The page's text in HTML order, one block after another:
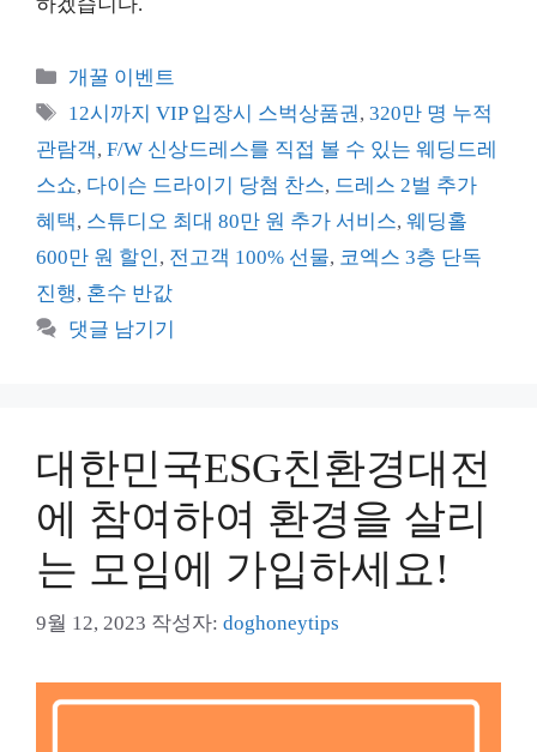
카
테
리
개꿀 이벤트
태
그
12시까지 VIP 입장시 스벅상품권,320만 명 누적
관람객, F/W 신상드레스를 직접 볼 수 있는 웨딩드레
스쇼, 다이슨 드라이기 당첨 찬스, 드레스 2벌 추가
혜택, 스튜디오 최대 80만 원 추가 서비스, 웨딩홀
600만 원 할인, 전고객 100% 선물, 코엑스 3층 단독
진행, 혼수 반값
댓글 남기기
대한민국ESG친환경대전
에 참여하여 환경을 살리
는 모임에 가입하세요!
9월 12, 2023 작성자: doghoneytips